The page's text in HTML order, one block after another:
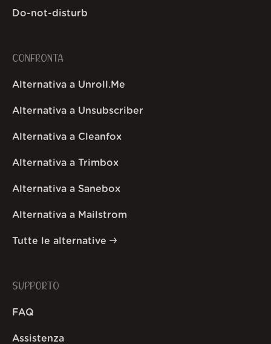
Do-not-disturb
CONFRONTA
Alternativa a Unroll.Me
Alternativa a Unsubscriber
Alternativa a Cleanfox
Alternativa a Trimbox
Alternativa a Sanebox
Alternativa a Mailstrom
Tutte le alternative
SUPPORTO
FAQ
Assistenza